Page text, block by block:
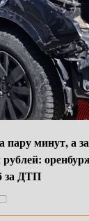
минут, а
за ДТП